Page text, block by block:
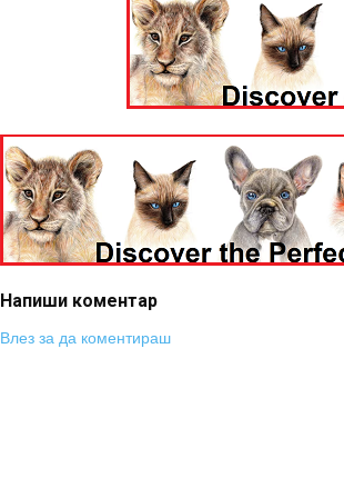
Напиши коментар
Влез за да коментираш